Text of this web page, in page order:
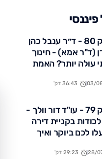
פרק 80 - ד״ר ענבל כהן
(ד"ר אמא) - חינוך
עולה יותר? האמת
03/ 36:43 דק'
פרק 79 - עו"ד דור וולך -
בקניית דירה
לכם ביוקר ואיך
28/ 29:23 דק'